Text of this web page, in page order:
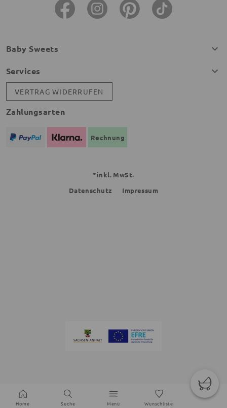
Baby Sweets
Services
VERTRAG WIDERRUFEN
Zahlungsarten
Rechnung
*inkl. MwSt.
Datenschutz
Impressum
Home Suche Menü Wunschliste